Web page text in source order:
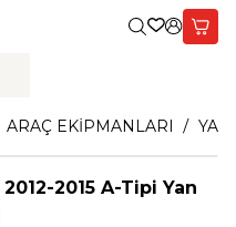
Giriş Yap,
ARAÇ EKİPMANLARI
2015 A-Tipi Yan